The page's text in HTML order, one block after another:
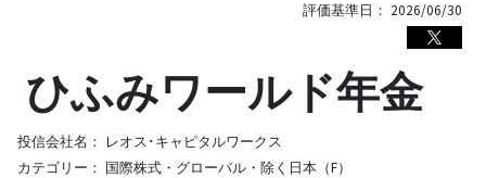
評価基準日： 2026/06/30
ひふみワールド年金
投信会社名： レオス･キャピタルワークス
カテゴリー： 国際株式・グローバル・除く日本（F）